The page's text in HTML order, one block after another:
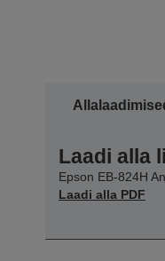
Laadi alla
Epson EB-824H
Laadi alla PDF